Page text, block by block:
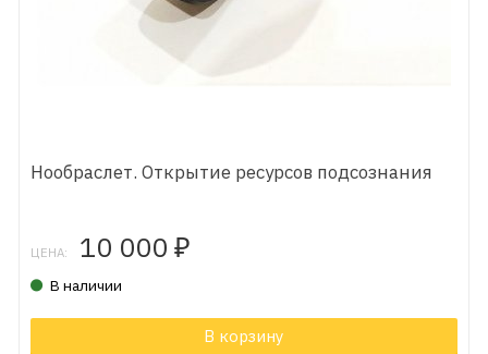
Нообраслет. Открытие ресурсов подсознания
ЦЕНА: 10 000 ₽
В наличии
В корзину